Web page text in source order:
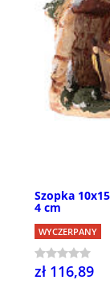
Szopka
4 cm
WYCZERPANY
zł 116,89